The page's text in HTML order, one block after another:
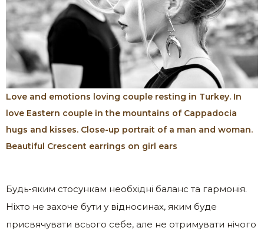
Love and emotions loving couple resting in Turkey. In
love Eastern couple in the mountains of Cappadocia
hugs and kisses. Close-up portrait of a man and woman.
Beautiful Crescent earrings on girl ears
Будь-яким стосункам необхідні баланс та гармонія.
Ніхто не захоче бути у відносинах, яким буде
присвячувати всього себе, але не отримувати нічого